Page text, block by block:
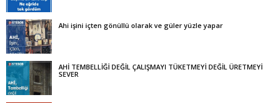
Ahi işini içten gönüllü olarak ve güler yüzle yapar
AHİ TEMBELLİĞİ DEĞİL ÇALIŞMAYI TÜKETMEYİ DEĞİL ÜRETMEYİ
SEVER